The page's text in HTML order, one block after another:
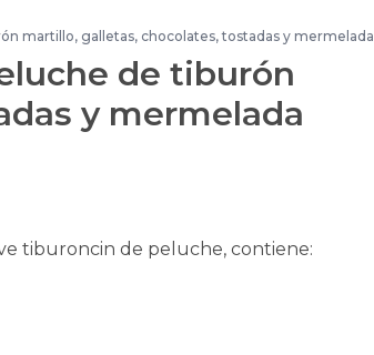
martillo, galletas, chocolates, tostadas y mermelada
de tiburón
y mermelada
tiburoncin de peluche, contiene: